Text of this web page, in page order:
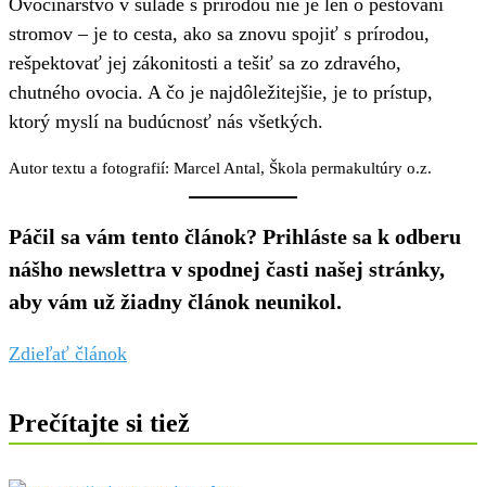
Ovocinárstvo v súlade s prírodou nie je len o pestovaní
stromov – je to cesta, ako sa znovu spojiť s prírodou,
rešpektovať jej zákonitosti a tešiť sa zo zdravého,
chutného ovocia. A čo je najdôležitejšie, je to prístup,
ktorý myslí na budúcnosť nás všetkých.
Autor textu a fotografií: Marcel Antal, Škola permakultúry o.z.
Páčil sa vám tento článok? Prihláste sa k odberu
nášho newslettra v spodnej časti našej stránky,
aby vám už žiadny článok neunikol.
Zdieľať článok
Prečítajte si tiež